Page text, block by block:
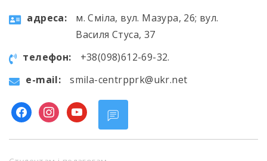
aдресa:
м. Сміла, вул. Мазура, 26; вул.
Василя Стуса, 37
телефон:
+38(098)612-69-32.
e-mail:
smila-centrpprk@ukr.net
facebookinstagram
youtube